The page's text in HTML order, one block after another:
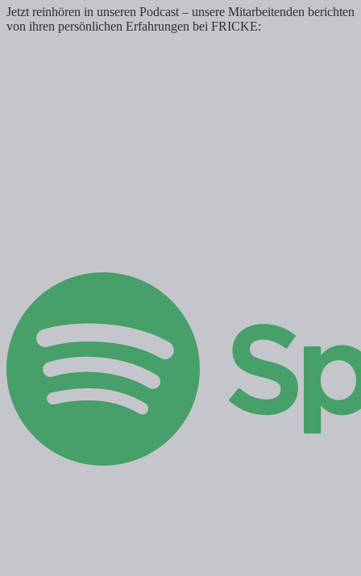
Jetzt reinhören in unseren Podcast – unsere Mitarbeitenden berichten
von ihren persönlichen Erfahrungen bei FRICKE: